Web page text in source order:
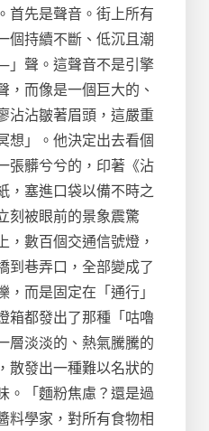
首先是聲音。街上所有
個持續不斷、低沉且潮
聲。這聲音不是引擎
，而像是一個巨大的、
沾沾皺著眉頭，這嚴重
想」。他決定出去看個
張髒兮兮的，印著《沾
，塞進口袋以備不時之
刻被眼前的景象震驚
，數百個交通信號燈，
到巷弄口，全部變成了
而是固定在「通行」
箱都發出了那種「咕嚕
層淡淡的、熱氣騰騰的
散發出一種難以名狀的
「麵粉焦慮？還是過
料學家，對所有食物相